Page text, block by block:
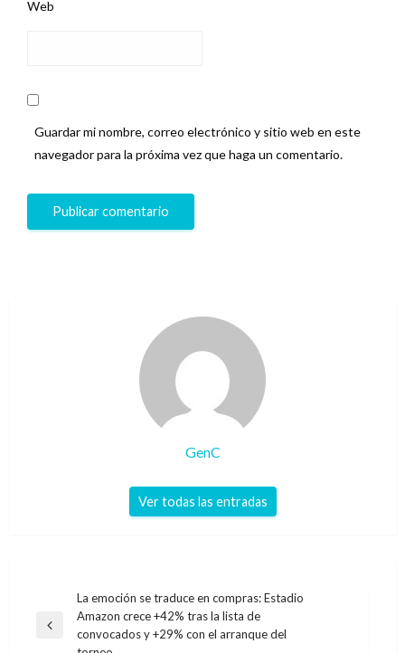
Web
Guardar mi nombre, correo electrónico y sitio web en este
navegador para la próxima vez que haga un comentario.
GenC
Ver todas las entradas
Navegación
de
Entrada
La emoción se traduce en compras: Estadio
Amazon crece +42% tras la lista de
convocados y +29% con el arranque del